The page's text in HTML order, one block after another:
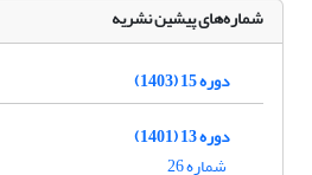
شماره‌های پیشین نشریه
دوره 15 (1403)
دوره 13 (1401)
شماره 26